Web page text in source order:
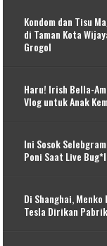
Kondom dan Tisu
di Taman Kota
Grogol
Haru! Irish Bella-
Vlog untuk Anak
Ini Sosok
Poni Saat Live
Di Shanghai, Menko
Tesla Dirikan